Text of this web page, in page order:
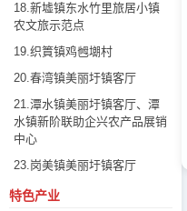
18.新墟镇东水竹里旅居小镇
农文旅示范点
19.织篢镇鸡乸㙟村
20.春湾镇美丽圩镇客厅
21.潭水镇美丽圩镇客厅、潭
水镇新阶联助企兴农产品展销
中心
23.岗美镇美丽圩镇客厅
特色产业